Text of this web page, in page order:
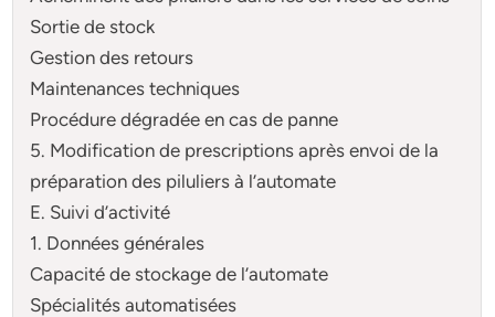
Sortie de stock
Gestion des retours
Maintenances techniques
Procédure dégradée en cas de panne
5. Modification de prescriptions après envoi de la
préparation des piluliers à l’automate
E. Suivi d’activité
1. Données générales
Capacité de stockage de l’automate
Spécialités automatisées